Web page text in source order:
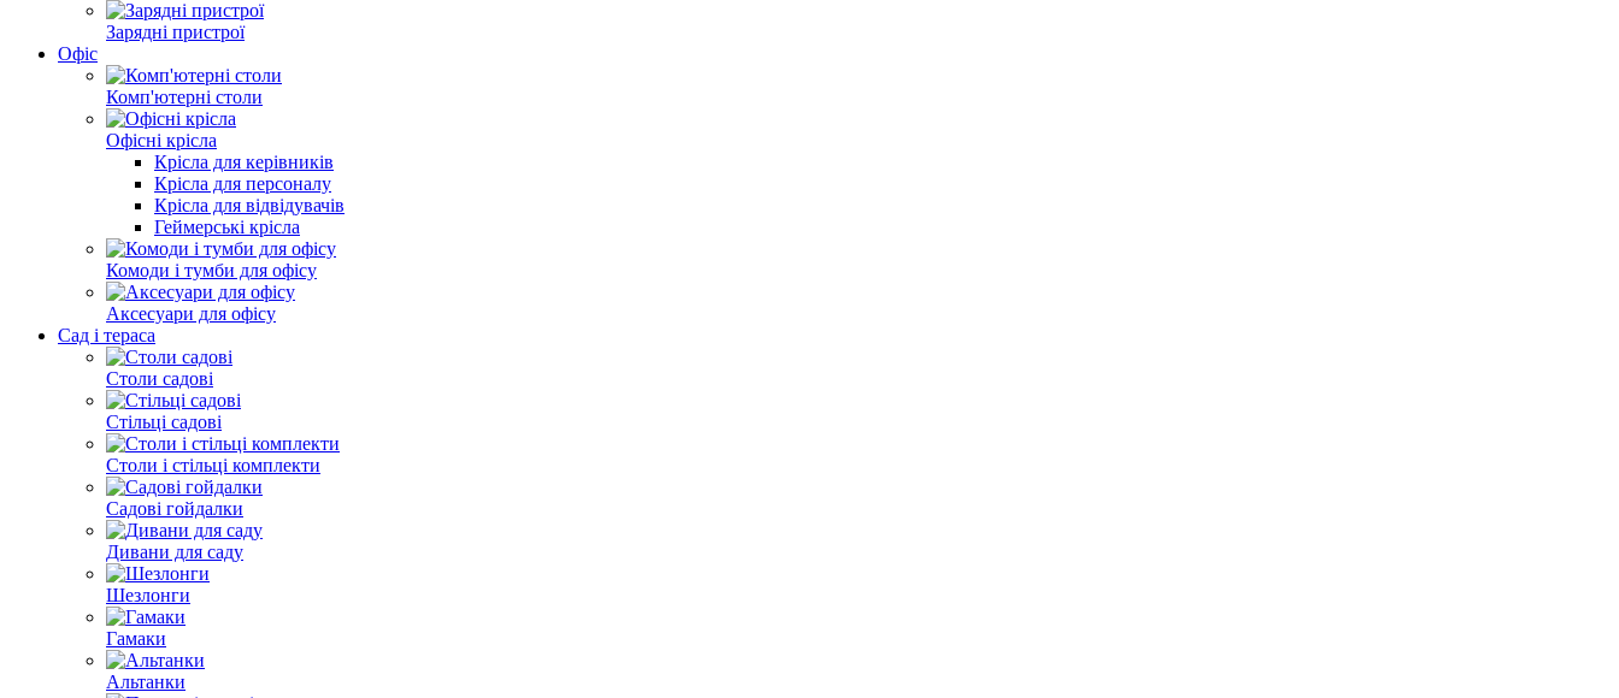
Зарядні пристрої
Офіс
Комп'ютерні столи
Офісні крісла
Крісла для керівників
Крісла для персоналу
Крісла для відвідувачів
Геймерські крісла
Комоди і тумби для офісу
Аксесуари для офісу
Сад і тераса
Столи садові
Стільці садові
Столи і стільці комплекти
Садові гойдалки
Дивани для саду
Шезлонги
Гамаки
Альтанки